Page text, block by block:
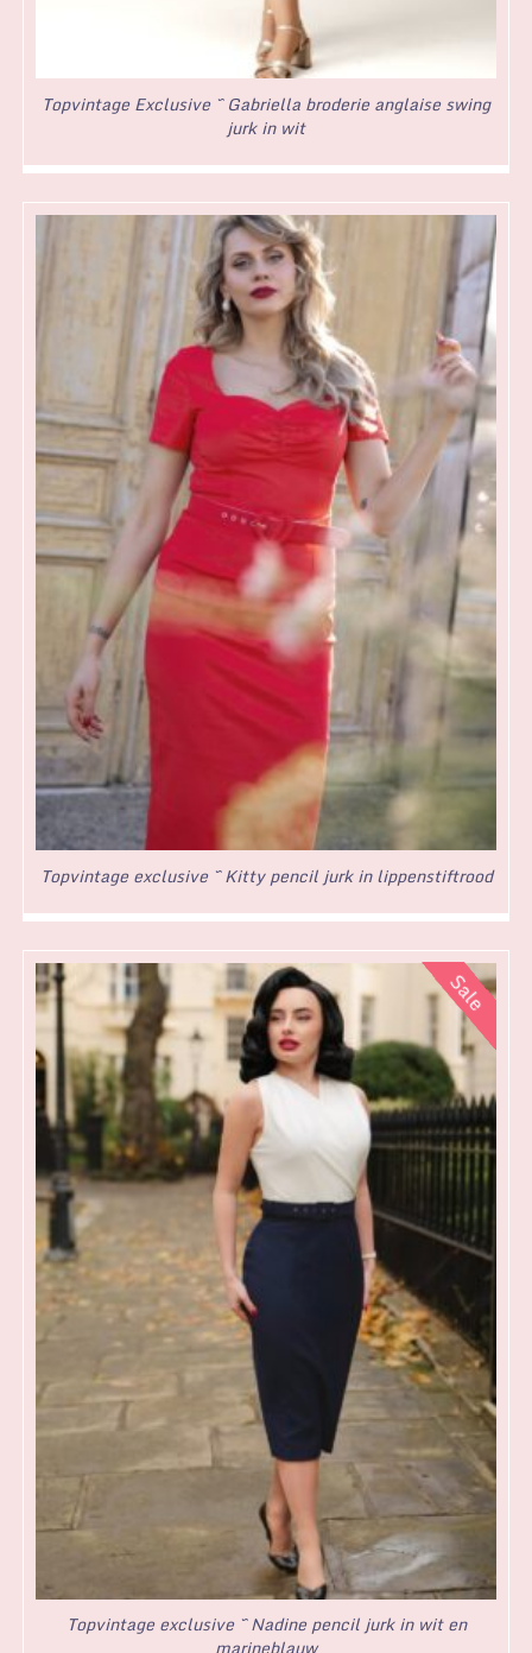
Topvintage Exclusive ~ Gabriella broderie anglaise swing
jurk in wit
Topvintage exclusive ~ Kitty pencil jurk in lippenstiftrood
Topvintage exclusive ~ Nadine pencil jurk in wit en
marineblauw